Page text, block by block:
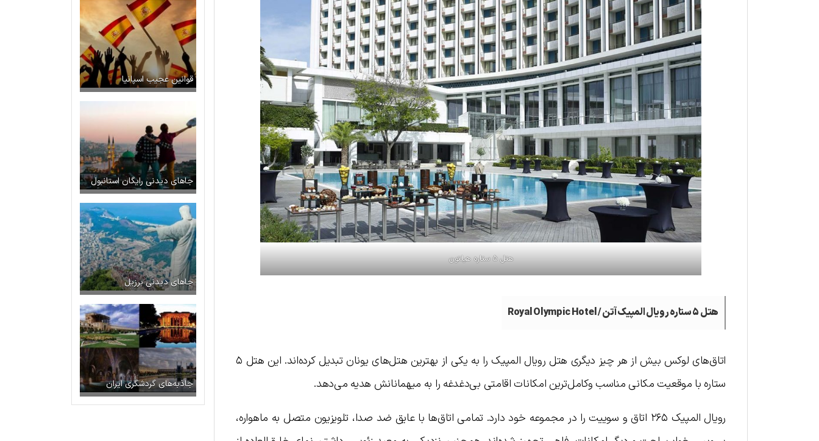
هتل ۵ ستاره هیلتون
هتل ۵ ستاره رویال المپیک آتن / Royal Olympic Hotel
اتاق‌های لوکس بیش از هر چیز دیگری هتل رویال المپیک را به یکی از بهترین هتل‌های یونان تبدیل کرده‌اند. این هتل ۵
ستاره با موقعیت مکانی مناسب وکامل‌ترین امکانات اقامتی بی‌دغدغه را به میهمانانش هدیه می‌دهد.
رویال المپیک ۲۶۵ اتاق و سوییت را در مجموعه خود دارد. تمامی اتاق‌ها با عایق ضد صدا، تلویزیون متصل به ماهواره،
قوانین عجیب اسپانیا
جاهای دیدنی رایگان استانبول
جاهای دیدنی برزیل
جاذبه‌های گردشگری ایران